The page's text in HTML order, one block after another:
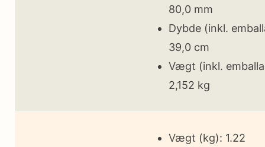
80,0 mm
Dybde (inkl.
39,0 cm
Vægt (inkl.
2,152 kg
Vægt (kg): 1.22